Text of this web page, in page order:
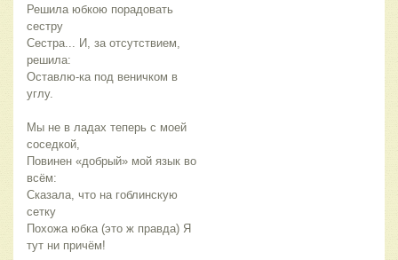
Решила юбкою порадовать
сестру
Сестра... И, за отсутствием,
решила:
Оставлю-ка под веничком в
углу.
Мы не в ладах теперь с моей
соседкой,
Повинен «добрый» мой язык во
всём:
Сказала, что на гоблинскую
сетку
Похожа юбка (это ж правда) Я
тут ни причём!